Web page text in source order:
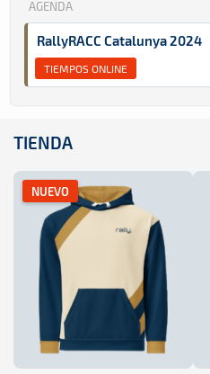
AGENDA
RallyRACC Catalunya 2024
TIEMPOS ONLINE
TIENDA
NUEVO